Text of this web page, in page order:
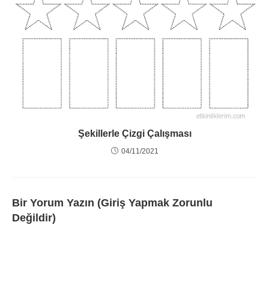
Şekillerle Çizgi Çalışması
04/11/2021
Bir Yorum Yazın (Giriş Yapmak Zorunlu
Değildir)